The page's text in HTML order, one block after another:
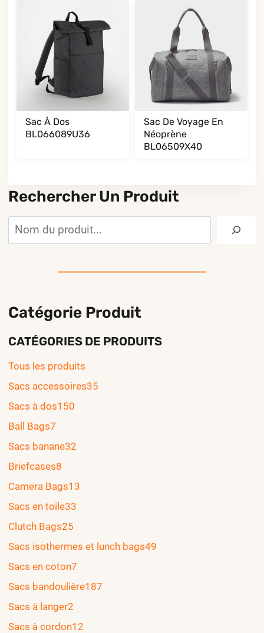
Sac À Dos
BL066089U36
Sac De Voyage En
Néoprène
BL06509X40
Rechercher Un Produit
Rechercher
Catégorie Produit
CATÉGORIES DE PRODUITS
Tous les produits
Sacs accessoires35
Sacs à dos150
Ball Bags7
Sacs banane32
Briefcases8
Camera Bags13
Sacs en toile33
Clutch Bags25
Sacs isothermes et lunch bags49
Sacs en coton7
Sacs bandoulière187
Sacs à langer2
Sacs à cordon12